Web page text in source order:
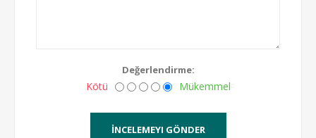
Değerlendirme:
Kötü Mükemmel